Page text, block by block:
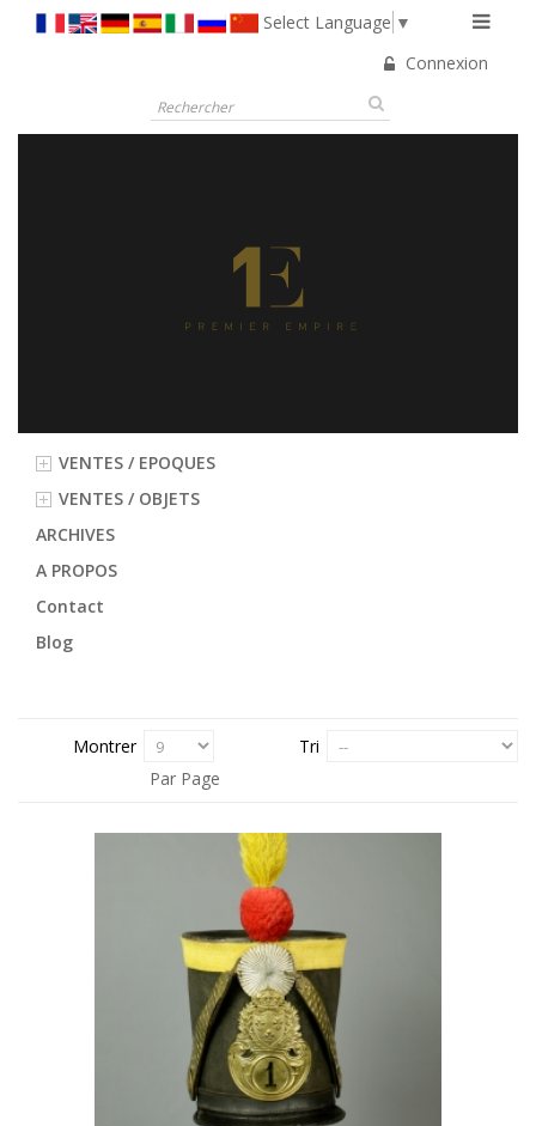
Select Language ▼
Connexion
VENTES / EPOQUES
VENTES / OBJETS
ARCHIVES
A PROPOS
Contact
Blog
Tri
Montrer
Par Page